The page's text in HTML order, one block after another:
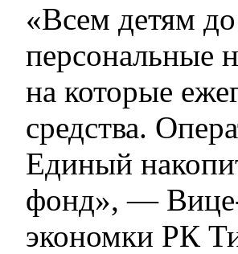
«Всем детям
персональные
на которые
средства.
Единый
фонд», —
экономки РК